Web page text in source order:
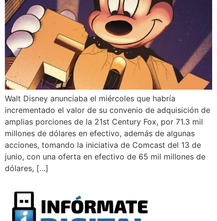
Walt Disney anunciaba el miércoles que habría
incrementado el valor de su convenio de adquisición de
amplias porciones de la 21st Century Fox, por 71.3 mil
millones de dólares en efectivo, además de algunas
acciones, tomando la iniciativa de Comcast del 13 de
junio, con una oferta en efectivo de 65 mil millones de
dólares, […]